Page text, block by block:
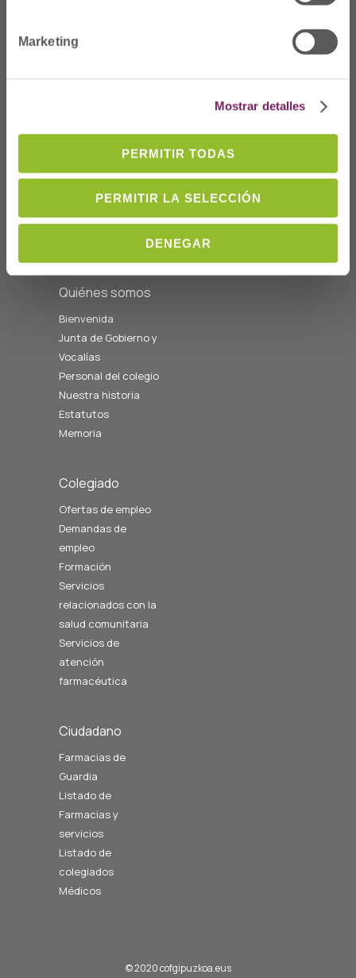
Marketing
Mostrar detalles
PERMITIR TODAS
PERMITIR LA SELECCIÓN
DENEGAR
Telf: 943 42 91 14
08:00 a 14:00
cofgipuzkoa@cofgipuzkoa.eus
Quiénes somos
Bienvenida
Junta de Gobierno y
Vocalías
Personal del colegio
Nuestra historia
Estatutos
Memoria
Colegiado
Ofertas de empleo
Demandas de
empleo
Formación
Servicios
relacionados con la
salud comunitaria
Servicios de
atención
farmacéutica
Ciudadano
Farmacias de
Guardia
Listado de
Farmacias y
servicios
Listado de
colegiados
Médicos
© 2020 cofgipuzkoa.eus